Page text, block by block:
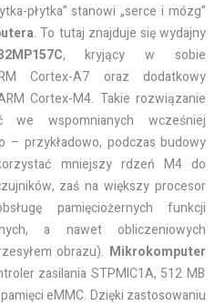
płytka” stanowi „serce i mózg”
. To tutaj znajduje się wydajny
, kryjący w sobie
Cortex-A7 oraz dodatkowy
Cortex-M4. Takie rozwiązanie
we wspomnianych wcześniej
– przykładowo, podczas budowy
mniejszy rdzeń M4 do
zaś na większy procesor
pamięciożernych funkcji
a nawet obliczeniowych
obrazu). Mikrokomputer
zasilania STPMIC1A, 512 MB
eMMC. Dzięki zastosowaniu